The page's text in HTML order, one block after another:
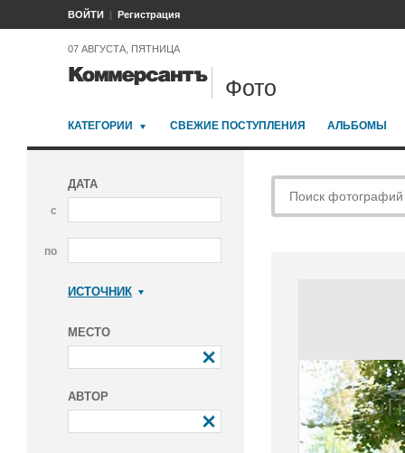
ВОЙТИ Регистрация
07 АВГУСТА, ПЯТНИЦА
Фото
КАТЕГОРИИ СВЕЖИЕ ПОСТУПЛЕНИЯ АЛЬБОМЫ
ДАТА
с
по
ИСТОЧНИК
МЕСТО
АВТОР